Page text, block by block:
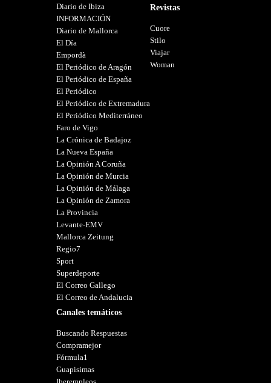
Diario de Ibiza
INFORMACIÓN
Diario de Mallorca
El Día
Empordà
El Periódico de Aragón
El Periódico de España
El Periódico
El Periódico de Extremadura
El Periódico Mediterráneo
Faro de Vigo
La Crónica de Badajoz
La Nueva España
La Opinión A Coruña
La Opinión de Murcia
La Opinión de Málaga
La Opinión de Zamora
La Provincia
Levante-EMV
Mallorca Zeitung
Regio7
Sport
Superdeporte
El Correo Gallego
El Correo de Andalucia
Canales temáticos
Buscando Respuestas
Compramejor
Fórmula1
Guapisimas
Revistas
Cuore
Stilo
Viajar
Woman